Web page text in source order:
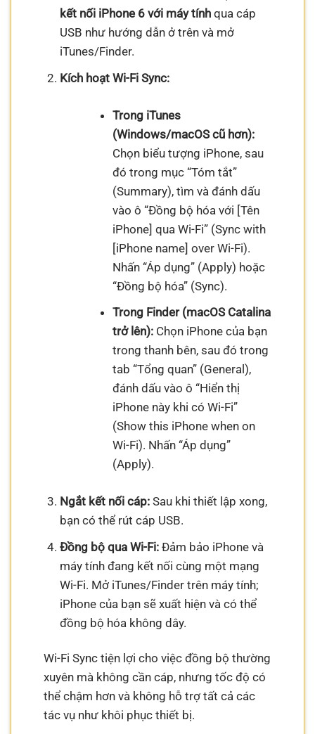
kết nối iPhone 6 với máy tínhqua cáp
USB như hướng dẫn ở trên và mở
iTunes/Finder.
Kích hoạt Wi-Fi Sync:
Trong iTunes
(Windows/macOS cũ hơn):
Chọn biểu tượng iPhone, sau
đó trong mục “Tóm tắt”
(Summary), tìm và đánh dấu
vào ô “Đồng bộ hóa với [Tên
iPhone] qua Wi-Fi” (Sync with
[iPhone name] over Wi-Fi).
Nhấn “Áp dụng” (Apply) hoặc
“Đồng bộ hóa” (Sync).
Trong Finder (macOS Catalina
trở lên):Chọn iPhone của bạn
trong thanh bên, sau đó trong
tab “Tổng quan” (General),
đánh dấu vào ô “Hiển thị
iPhone này khi có Wi-Fi”
(Show this iPhone when on
Wi-Fi). Nhấn “Áp dụng”
(Apply).
Ngắt kết nối cáp:Sau khi thiết lập xong,
bạn có thể rút cáp USB.
Đồng bộ qua Wi-Fi:Đảm bảo iPhone và
máy tính đang kết nối cùng một mạng
Wi-Fi. Mở iTunes/Finder trên máy tính;
iPhone của bạn sẽ xuất hiện và có thể
đồng bộ hóa không dây.
Wi-Fi Sync tiện lợi cho việc đồng bộ thường
xuyên mà không cần cáp, nhưng tốc độ có
thể chậm hơn và không hỗ trợ tất cả các
tác vụ như khôi phục thiết bị.